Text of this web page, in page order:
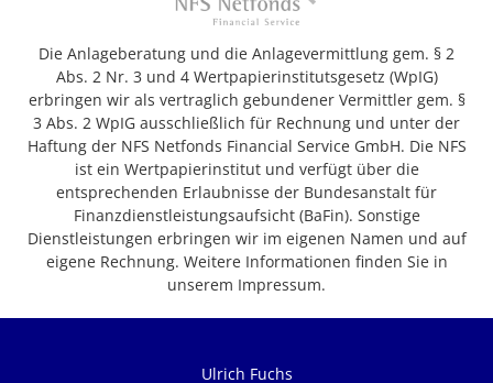
Die Anlageberatung und die Anlagevermittlung gem. § 2
Abs. 2 Nr. 3 und 4 Wertpapierinstitutsgesetz (WpIG)
erbringen wir als vertraglich gebundener Vermittler gem. §
3 Abs. 2 WpIG ausschließlich für Rechnung und unter der
Haftung der NFS Netfonds Financial Service GmbH. Die NFS
ist ein Wertpapierinstitut und verfügt über die
entsprechenden Erlaubnisse der Bundesanstalt für
Finanzdienstleistungsaufsicht (BaFin). Sonstige
Dienstleistungen erbringen wir im eigenen Namen und auf
eigene Rechnung. Weitere Informationen finden Sie in
unserem Impressum.
Ulrich Fuchs